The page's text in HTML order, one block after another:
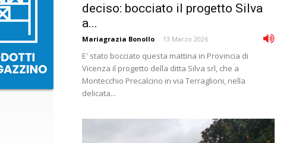
deciso: bocciato il progetto Silva
a...
Mariagrazia Bonollo - 13 Marzo 2026
E' stato bocciato questa mattina in Provincia di
Vicenza il progetto della ditta Silva srl, che a
Montecchio Precalcino in via Terraglioni, nella
delicata...